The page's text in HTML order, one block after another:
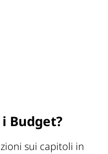
Budget?
sui capitoli in